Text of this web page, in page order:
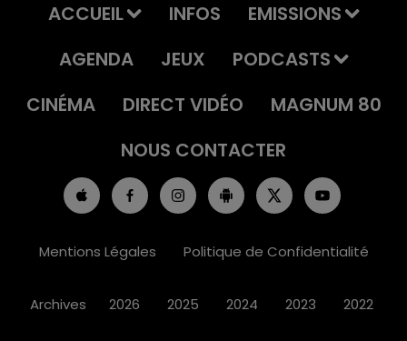
ACCUEIL INFOS
EMISSIONS
AGENDA
JEUX
PODCASTS
CINÉMA
DIRECT VIDÉO
MAGNUM 80
NOUS CONTACTER
Mentions Légales Politique de Confidentialité
Archives 2026 2025 2024 2023 2022